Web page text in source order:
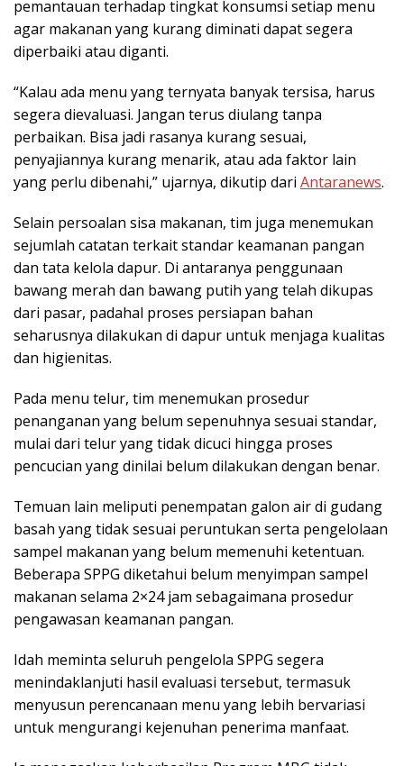
pemantauan terhadap tingkat konsumsi setiap menu
agar makanan yang kurang diminati dapat segera
diperbaiki atau diganti.
“Kalau ada menu yang ternyata banyak tersisa, harus
segera dievaluasi. Jangan terus diulang tanpa
perbaikan. Bisa jadi rasanya kurang sesuai,
penyajiannya kurang menarik, atau ada faktor lain
yang perlu dibenahi,” ujarnya, dikutip dari Antaranews.
Selain persoalan sisa makanan, tim juga menemukan
sejumlah catatan terkait standar keamanan pangan
dan tata kelola dapur. Di antaranya penggunaan
bawang merah dan bawang putih yang telah dikupas
dari pasar, padahal proses persiapan bahan
seharusnya dilakukan di dapur untuk menjaga kualitas
dan higienitas.
Pada menu telur, tim menemukan prosedur
penanganan yang belum sepenuhnya sesuai standar,
mulai dari telur yang tidak dicuci hingga proses
pencucian yang dinilai belum dilakukan dengan benar.
Temuan lain meliputi penempatan galon air di gudang
basah yang tidak sesuai peruntukan serta pengelolaan
sampel makanan yang belum memenuhi ketentuan.
Beberapa SPPG diketahui belum menyimpan sampel
makanan selama 2×24 jam sebagaimana prosedur
pengawasan keamanan pangan.
Idah meminta seluruh pengelola SPPG segera
menindaklanjuti hasil evaluasi tersebut, termasuk
menyusun perencanaan menu yang lebih bervariasi
untuk mengurangi kejenuhan penerima manfaat.